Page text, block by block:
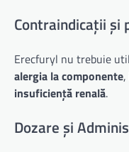
Contraindicații și
Erecfuryl nu trebuie
alergia la componente,
insuficiență renală.
Dozare și